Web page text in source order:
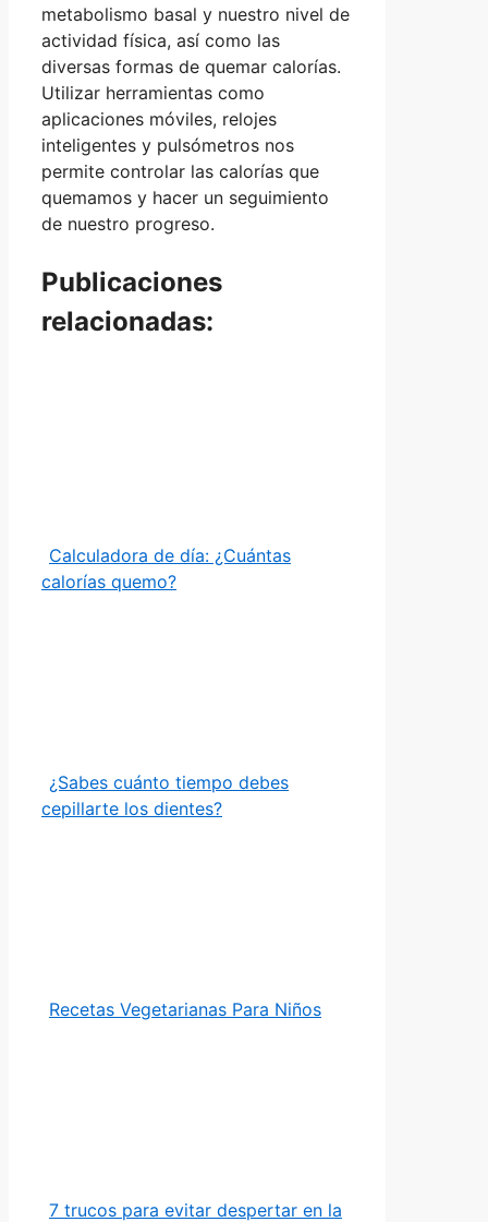
metabolismo basal y nuestro nivel de
actividad física, así como las
diversas formas de quemar calorías.
Utilizar herramientas como
aplicaciones móviles, relojes
inteligentes y pulsómetros nos
permite controlar las calorías que
quemamos y hacer un seguimiento
de nuestro progreso.
Publicaciones
relacionadas:
Calculadora de día: ¿Cuántas
calorías quemo?
¿Sabes cuánto tiempo debes
cepillarte los dientes?
Recetas Vegetarianas Para Niños
7 trucos para evitar despertar en la